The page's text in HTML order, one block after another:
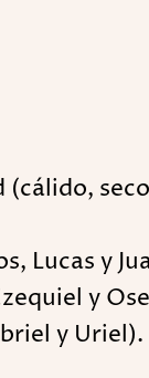
(cálido,
Lucas y
y
y Uriel).